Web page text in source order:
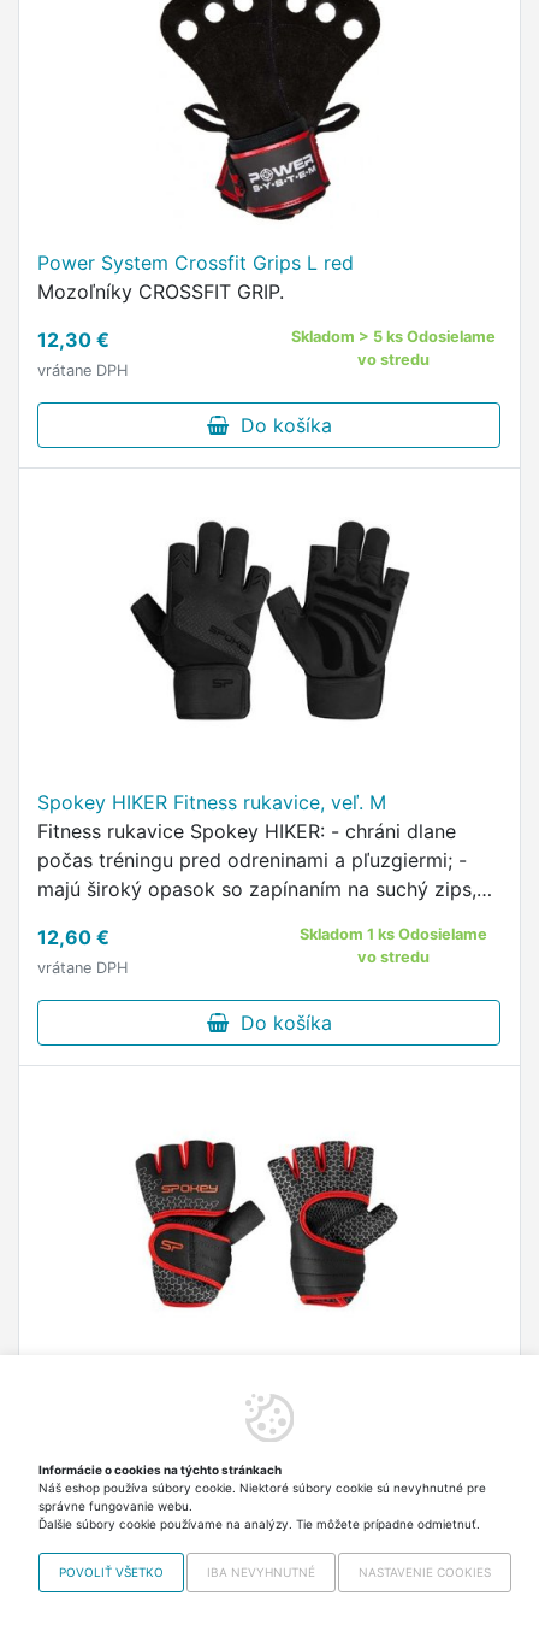
Power System Crossfit Grips L red
Mozoľníky CROSSFIT GRIP.
12,30 €
vrátane DPH
Skladom > 5 ks Odosielame
vo stredu
Do košíka
Spokey HIKER Fitness rukavice, veľ. M
Fitness rukavice Spokey HIKER: - chráni dlane
počas tréningu pred odreninami a pľuzgiermi; -
majú široký opasok so zapínaním na suchý zips,
vašej dlane!; - …
12,60 €
vrátane DPH
Skladom 1 ks Odosielame
vo stredu
Do košíka
Spokey LAVA Neoprénové fitness rukavice,
čierno-červené, veľ. XS / S
tvar, ktorý sa skvele prispôsobí vašu dlani a
neobmedzuje pohyb počas cvičenia; - majú
posilňovni...
15,00 €
vrátane DPH
Skladom > 5 ks Odosielame
Informácie o cookies na týchto stránkach
Náš eshop používa súbory cookie. Niektoré súbory cookie sú nevyhnutné pre
správne fungovanie webu.
Ďalšie súbory cookie používame na analýzy. Tie môžete prípadne odmietnuť.
POVOLIŤ VŠETKO IBA NEVYHNUTNÉ NASTAVENIE COOKIES